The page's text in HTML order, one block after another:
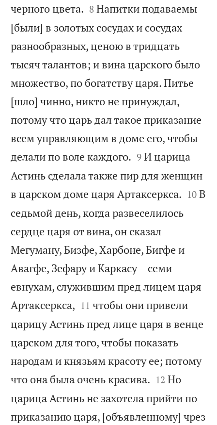
черного цвета. 

8 Напитки подаваемы
[были] в золотых сосудах и сосудах
разнообразных, ценою в тридцать
тысяч талантов; и вина царского было
множество, по богатству царя. Питье
[шло] чинно, никто не принуждал,
потому что царь дал такое приказание
всем управляющим в доме его, чтобы
делали по воле каждого. 

9 И царица
Астинь сделала также пир для женщин
в царском доме царя Артаксеркса. 

10 В
седьмой день, когда развеселилось
сердце царя от вина, он сказал
Мегуману, Бизфе, Харбоне, Бигфе и
Авагфе, Зефару и Каркасу – семи
евнухам, служившим пред лицем царя
Артаксеркса, 

11 чтобы они привели
царицу Астинь пред лице царя в венце
царском для того, чтобы показать
народам и князьям красоту ее; потому
что она была очень красива. 

12 Но
царица Астинь не захотела прийти по
приказанию царя, [объявленному] чрез